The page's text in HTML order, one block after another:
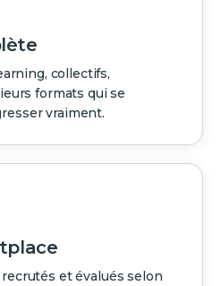
collectifs,
formats qui se
vraiment.
et évalués selon